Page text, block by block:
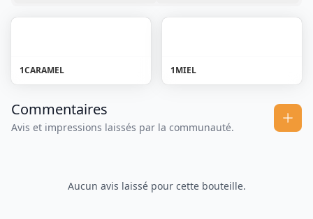
1CARAMEL 1MIEL
Commentaires
Avis et impressions laissés par la communauté.
Aucun avis laissé pour cette bouteille.